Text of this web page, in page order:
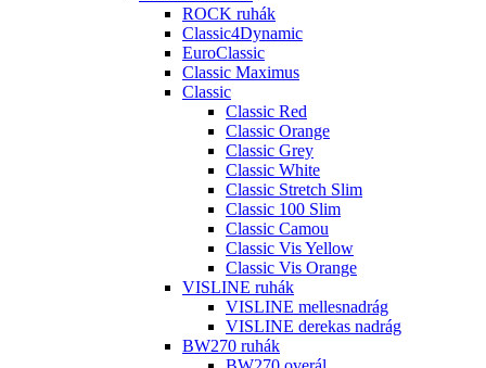
ROCK ruhák
Classic4Dynamic
EuroClassic
Classic Maximus
Classic
Classic Red
Classic Orange
Classic Grey
Classic White
Classic Stretch Slim
Classic 100 Slim
Classic Camou
Classic Vis Yellow
Classic Vis Orange
VISLINE ruhák
VISLINE mellesnadrág
VISLINE derekas nadrág
BW270 ruhák